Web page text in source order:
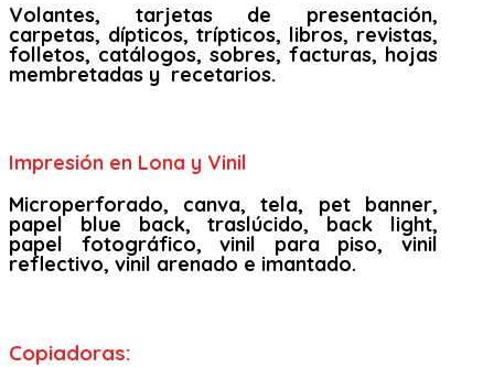
Volantes, tarjetas de presentación,
carpetas, dípticos, trípticos, libros, revistas,
folletos, catálogos, sobres, facturas, hojas
membretadas y recetarios.
Impresión en Lona y Vinil
Microperforado, canva, tela, pet banner,
papel blue back, traslúcido, back light,
papel fotográfico, vinil para piso, vinil
reflectivo, vinil arenado e imantado.
Copiadoras: